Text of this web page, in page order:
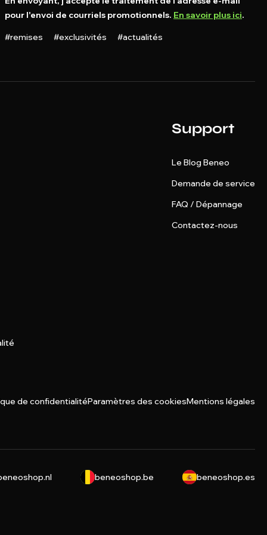
pour l'envoi de courriels promotionnels. En savoir plus ici.
#remises #exclusivités #actualités
Support
Le Blog Beneo
Demande de service
FAQ / Dépannage
Contactez-nous
de confidentialitéParamètres des cookiesMentions légales
beneoshop.be beneoshop.es